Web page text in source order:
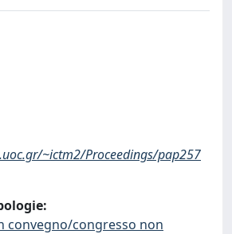
~ictm2/Proceedings/pap257
convegno/congresso non